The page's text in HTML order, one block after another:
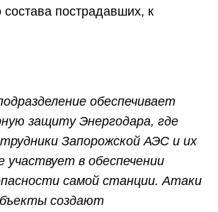
пострадавших, к
обеспечивает
защиту Энергодара, где
Запорожской АЭС и их
участвует в обеспечении
самой станции. Атаки
создают